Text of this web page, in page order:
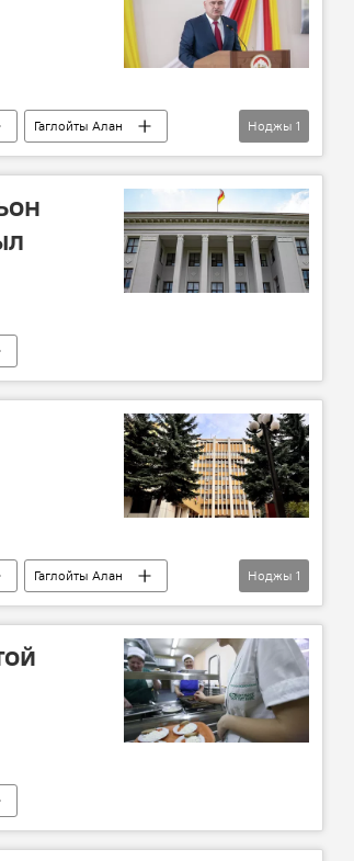
Гаглойты Алан
Ноджы 1
Гаглойты Алан
Ноджы 1